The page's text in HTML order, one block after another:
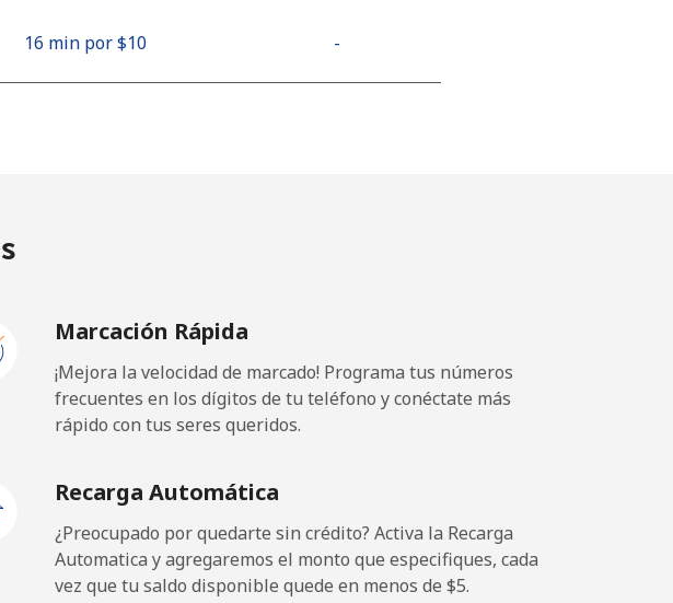
16 min por ⁦$10⁩ -
Marcación Rápida
¡Mejora la velocidad de marcado! Programa tus números
frecuentes en los dígitos de tu teléfono y conéctate más
rápido con tus seres queridos.
Recarga Automática
¿Preocupado por quedarte sin crédito? Activa la Recarga
Automatica y agregaremos el monto que especifiques, cada
vez que tu saldo disponible quede en menos de ⁦$5⁩.